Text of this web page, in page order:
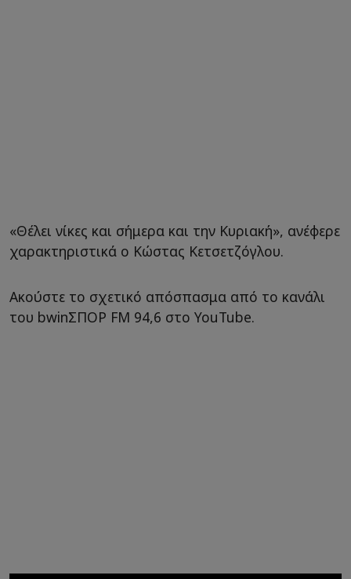
«Θέλει νίκες και σήμερα και την Κυριακή», ανέφερε
χαρακτηριστικά ο Κώστας Κετσετζόγλου.
Ακούστε το σχετικό απόσπασμα από το κανάλι
του bwinΣΠΟΡ FM 94,6 στο YouTube.